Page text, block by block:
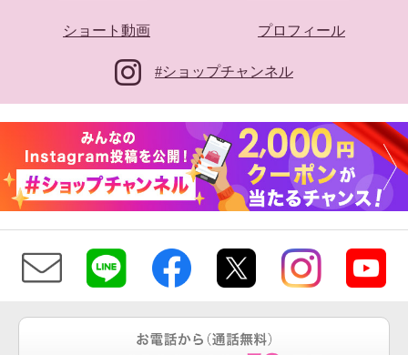
ショート動画 プロフィール
#ショップチャンネル